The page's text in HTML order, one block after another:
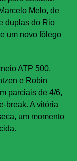
Melo, de
duplas do Rio
um novo fôlego
ATP 500,
e Robin
parciais de 4/6,
break. A vitória
um momento